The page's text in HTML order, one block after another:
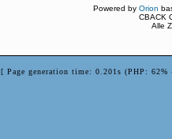
Powered by Orion
CBACK
Alle
[ Page generation time: 0.201s (PHP: